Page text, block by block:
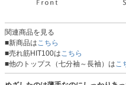
関連商品を見る
■新商品はこちら
■売れ筋HIT100はこちら
■他のトップス（七分袖～長袖）はこ